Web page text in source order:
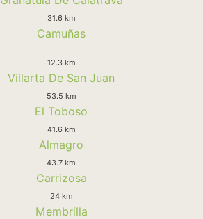
31.6 km
Camuñas
12.3 km
Villarta De San Juan
53.5 km
El Toboso
41.6 km
Almagro
43.7 km
Carrizosa
24 km
Membrilla